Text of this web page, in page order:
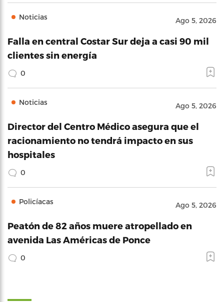
Noticias Ago 5, 2026
Falla en central Costar Sur deja a casi 90 mil
clientes sin energía
0
Noticias Ago 5, 2026
Director del Centro Médico asegura que el
racionamiento no tendrá impacto en sus
hospitales
0
Policíacas Ago 5, 2026
Peatón de 82 años muere atropellado en
avenida Las Américas de Ponce
0